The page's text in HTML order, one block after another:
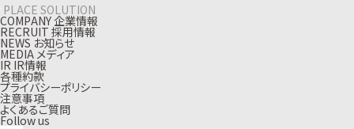
PLACE SOLUTION
COMPANY企業情報
RECRUIT 採用情報
NEWS お知らせ
MEDIA メディア
IR IR情報
各種約款
プライバシーポリシー
注意事項
よくあるご質問
Follow us